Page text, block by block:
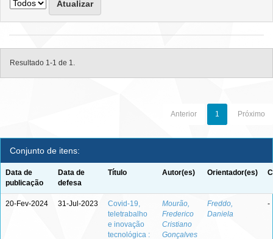
Resultado 1-1 de 1.
Anterior 1 Próximo
Conjunto de itens:
Data de
publicação
Data de
defesa
Título Autor(es) Orientador(es)
20-Fev-2024 31-Jul-2023
Covid-19,
teletrabalho
e inovação
tecnológica :
Mourão,
Frederico
Cristiano
Gonçalves
Freddo,
Daniela
-